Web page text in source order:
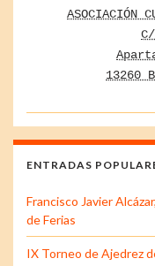
ASOCIACIÓN
13260
ENTRADAS
Francisco Javier
de Ferias
IX Torneo de Ajedrez